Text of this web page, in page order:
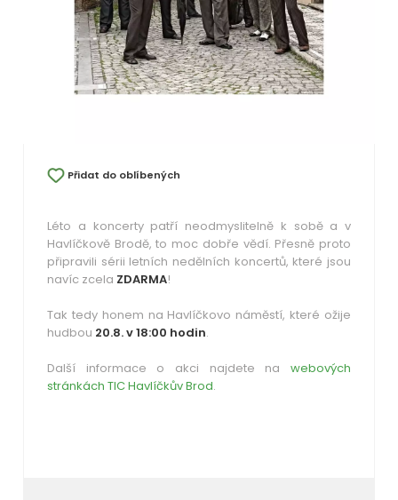
Přidat do oblíbených
Léto a koncerty patří neodmyslitelně k sobě a v
Havlíčkově Brodě, to moc dobře vědí. Přesně proto
připravili sérii letních nedělních koncertů, které jsou
navíc zcela ZDARMA!
Tak tedy honem na Havlíčkovo náměstí, které ožije
hudbou 20.8. v 18:00 hodin.
Další informace o akci najdete na webových
stránkách TIC Havlíčkův Brod.